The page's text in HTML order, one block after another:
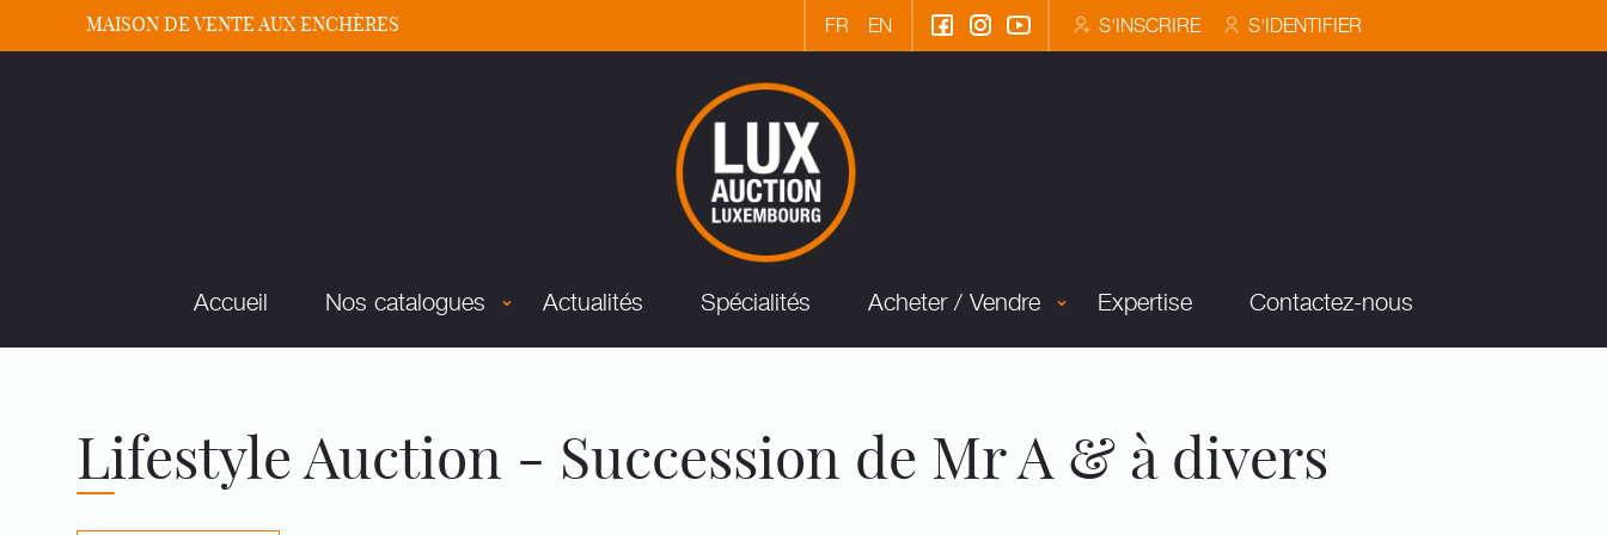
MAISON DE VENTE AUX ENCHÈRES FR EN S'INSCRIRE S'IDENTIFIER
Accueil Nos catalogues Actualités Spécialités Acheter / Vendre Expertise Contactez-nous
Lifestyle Auction - Succession de Mr A & à divers